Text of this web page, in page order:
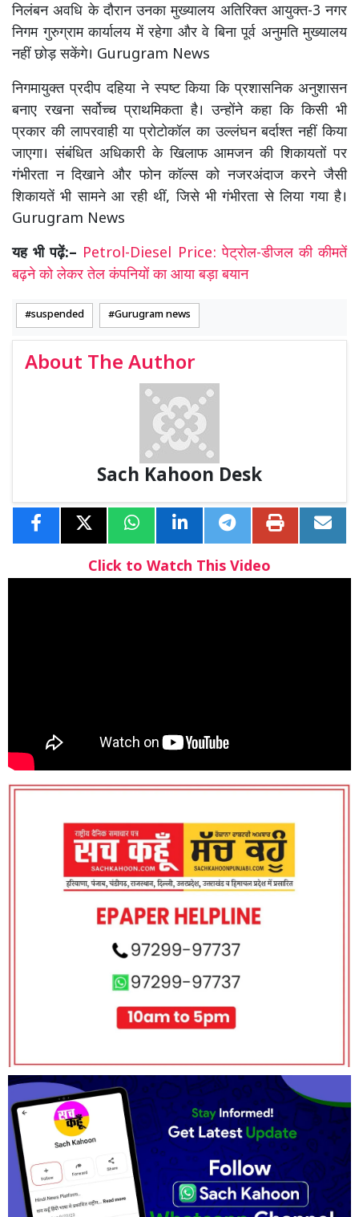
निलंबन अवधि के दौरान उनका मुख्यालय अतिरिक्त आयुक्त-3 नगर
निगम गुरुग्राम कार्यालय में रहेगा और वे बिना पूर्व अनुमति मुख्यालय
नहीं छोड़ सकेंगे। Gurugram News
निगमायुक्त प्रदीप दहिया ने स्पष्ट किया कि प्रशासनिक अनुशासन
बनाए रखना सर्वोच्च प्राथमिकता है। उन्होंने कहा कि किसी भी
प्रकार की लापरवाही या प्रोटोकॉल का उल्लंघन बर्दाश्त नहीं किया
जाएगा। संबंधित अधिकारी के खिलाफ आमजन की शिकायतों पर
गंभीरता न दिखाने और फोन कॉल्स को नजरअंदाज करने जैसी
शिकायतें भी सामने आ रही थीं, जिसे भी गंभीरता से लिया गया है।
Gurugram News
यह भी पढ़ें:– Petrol-Diesel Price: पेट्रोल-डीजल की कीमतें
बढ़ने को लेकर तेल कंपनियों का आया बड़ा बयान
suspended Gurugram news
About The Author
Sach Kahoon Desk
Click to Watch This Video